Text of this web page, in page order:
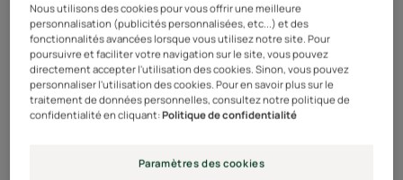
lumière ! Si leur blondeur est naturelle, il est conseillé
de privilégier les soins qui apportent de l’éclat et
donnent un coup de fraîcheur à la couleur. Ils
permettront de garder des cheveux à la fois agréables
au toucher, forts et brillants, de manière durable.
S’ils sont décolorés, recolorés, mêchés ou balayés, les
Nous utilisons des cookies pour vous offrir une meilleure
personnalisation (publicités personnalisées, etc...) et des
fonctionnalités avancées lorsque vous utilisez notre site. Pour
poursuivre et faciliter votre navigation sur le site, vous pouvez
directement accepter l'utilisation des cookies. Sinon, vous pouvez
personnaliser l'utilisation des cookies. Pour en savoir plus sur le
traitement de données personnelles, consultez notre politique de
confidentialité en cliquant:Politique de confidentialité
Paramètres des cookies